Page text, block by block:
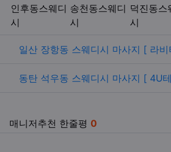
인후동스웨디
시
송천동스웨디
시
덕진동스
시
관련자료
일산 장항동 스웨디시 마사지 [ 라
동탄 석우동 스웨디시 마사지 [ 4U
매니저추천 한줄평 0